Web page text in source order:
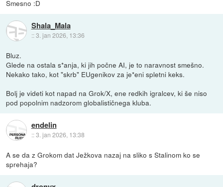
Smesno :D
Shala_Mala
::3. jan 2026, 13:36
Bluz.
Glede na ostala s*anja, ki jih počne AI, je to naravnost smešno.
Nekako tako, kot "skrb" EUgenikov za je*eni spletni keks.
Bolj je videti kot napad na Grok/X, ene redkih igralcev, ki še niso
pod popolnim nadzorom globalističnega kluba.
endelin
::3. jan 2026, 13:38
A se da z Grokom dat Ježkova nazaj na sliko s Stalinom ko se
sprehaja?